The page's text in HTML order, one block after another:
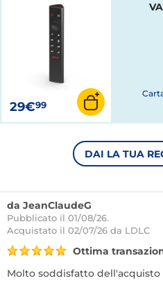
29€99
DAI LA TUA
da JeanClaudeG
Pubblicato il 01/08/26.
Acquistato il 02/07/26 da LDLC
Ottima
Molto soddisfatto